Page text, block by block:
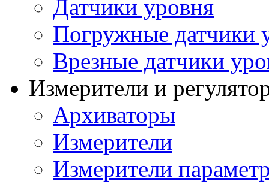
Датчики уровня
Погружные датчики
Врезные датчики
Измерители и
Архиваторы
Измерители
Измерители